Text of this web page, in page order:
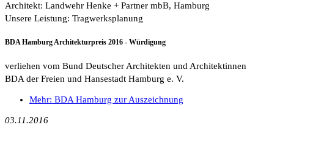
Architekt: Landwehr Henke + Partner mbB, Hamburg
Unsere Leistung: Tragwerksplanung
BDA Hamburg Architekturpreis 2016 - Würdigung
verliehen vom Bund Deutscher Architekten und Architektinnen
BDA der Freien und Hansestadt Hamburg e. V.
Mehr: BDA Hamburg zur Auszeichnung
03.11.2016